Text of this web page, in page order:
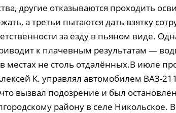
другие отказываются проходить
а третьи пытаются дать взятку
за езду в пьяном виде.
к плачевным результатам —
местах не столь отдалённых.В июле
К. управлял автомобилем ВАЗ-
вызвал подозрение и был
району в селе Никольское.